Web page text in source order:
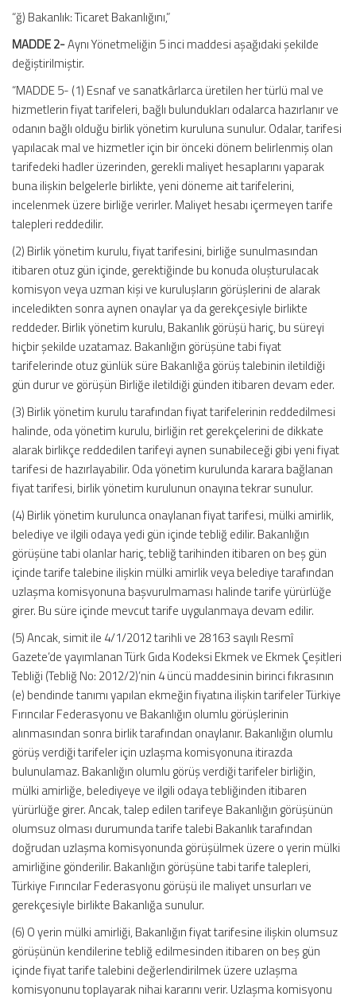
“ğ) Bakanlık: Ticaret Bakanlığını,”
MADDE 2-Aynı Yönetmeliğin 5 inci maddesi aşağıdaki şekilde
değiştirilmiştir.
“MADDE 5- (1) Esnaf ve sanatkârlarca üretilen her türlü mal ve
hizmetlerin fiyat tarifeleri, bağlı bulundukları odalarca hazırlanır ve
odanın bağlı olduğu birlik yönetim kuruluna sunulur. Odalar, tarifesi
yapılacak mal ve hizmetler için bir önceki dönem belirlenmiş olan
tarifedeki hadler üzerinden, gerekli maliyet hesaplarını yaparak
buna ilişkin belgelerle birlikte, yeni döneme ait tarifelerini,
incelenmek üzere birliğe verirler. Maliyet hesabı içermeyen tarife
talepleri reddedilir.
(2) Birlik yönetim kurulu, fiyat tarifesini, birliğe sunulmasından
itibaren otuz gün içinde, gerektiğinde bu konuda oluşturulacak
komisyon veya uzman kişi ve kuruluşların görüşlerini de alarak
inceledikten sonra aynen onaylar ya da gerekçesiyle birlikte
reddeder. Birlik yönetim kurulu, Bakanlık görüşü hariç, bu süreyi
hiçbir şekilde uzatamaz. Bakanlığın görüşüne tabi fiyat
tarifelerinde otuz günlük süre Bakanlığa görüş talebinin iletildiği
gün durur ve görüşün Birliğe iletildiği günden itibaren devam eder.
(3) Birlik yönetim kurulu tarafından fiyat tarifelerinin reddedilmesi
halinde, oda yönetim kurulu, birliğin ret gerekçelerini de dikkate
alarak birlikçe reddedilen tarifeyi aynen sunabileceği gibi yeni fiyat
tarifesi de hazırlayabilir. Oda yönetim kurulunda karara bağlanan
fiyat tarifesi, birlik yönetim kurulunun onayına tekrar sunulur.
(4) Birlik yönetim kurulunca onaylanan fiyat tarifesi, mülki amirlik,
belediye ve ilgili odaya yedi gün içinde tebliğ edilir. Bakanlığın
görüşüne tabi olanlar hariç, tebliğ tarihinden itibaren on beş gün
içinde tarife talebine ilişkin mülki amirlik veya belediye tarafından
uzlaşma komisyonuna başvurulmaması halinde tarife yürürlüğe
girer. Bu süre içinde mevcut tarife uygulanmaya devam edilir.
(5) Ancak, simit ile 4/1/2012 tarihli ve 28163 sayılı Resmî
Gazete’de yayımlanan Türk Gıda Kodeksi Ekmek ve Ekmek Çeşitleri
Tebliği (Tebliğ No: 2012/2)’nin 4 üncü maddesinin birinci fıkrasının
(e) bendinde tanımı yapılan ekmeğin fiyatına ilişkin tarifeler Türkiye
Fırıncılar Federasyonu ve Bakanlığın olumlu görüşlerinin
alınmasından sonra birlik tarafından onaylanır. Bakanlığın olumlu
görüş verdiği tarifeler için uzlaşma komisyonuna itirazda
bulunulamaz. Bakanlığın olumlu görüş verdiği tarifeler birliğin,
mülki amirliğe, belediyeye ve ilgili odaya tebliğinden itibaren
yürürlüğe girer. Ancak, talep edilen tarifeye Bakanlığın görüşünün
olumsuz olması durumunda tarife talebi Bakanlık tarafından
doğrudan uzlaşma komisyonunda görüşülmek üzere o yerin mülki
amirliğine gönderilir. Bakanlığın görüşüne tabi tarife talepleri,
Türkiye Fırıncılar Federasyonu görüşü ile maliyet unsurları ve
gerekçesiyle birlikte Bakanlığa sunulur.
(6) O yerin mülki amirliği, Bakanlığın fiyat tarifesine ilişkin olumsuz
görüşünün kendilerine tebliğ edilmesinden itibaren on beş gün
içinde fiyat tarife talebini değerlendirilmek üzere uzlaşma
komisyonunu toplayarak nihai kararını verir. Uzlaşma komisyonu